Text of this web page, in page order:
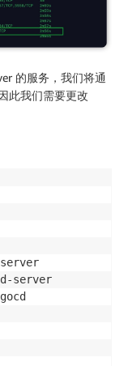
的服务，我们将通
此我们需要更改
server